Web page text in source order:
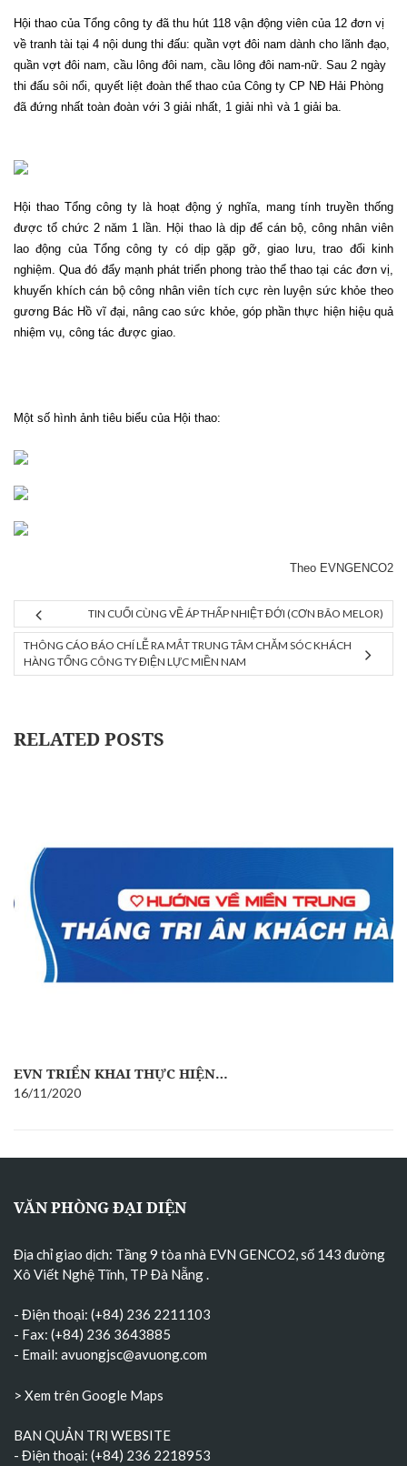
Hội thao của Tổng công ty đã thu hút 118 vận động viên của 12 đơn vị
về tranh tài tại 4 nội dung thi đấu: quần vợt đôi nam dành cho lãnh đạo,
quần vợt đôi nam, cầu lông đôi nam, cầu lông đôi nam-nữ. Sau 2 ngày
thi đấu sôi nổi, quyết liệt đoàn thể thao của Công ty CP NĐ Hải Phòng
đã đứng nhất toàn đoàn với 3 giải nhất, 1 giải nhì và 1 giải ba.
Hội thao Tổng công ty là hoạt động ý nghĩa, mang tính truyền thống
được tổ chức 2 năm 1 lần. Hội thao là dịp để cán bộ, công nhân viên
lao động của Tổng công ty có dịp gặp gỡ, giao lưu, trao đổi kinh
nghiệm. Qua đó đẩy mạnh phát triển phong trào thể thao tại các đơn vị,
khuyến khích cán bộ công nhân viên tích cực rèn luyện sức khỏe theo
gương Bác Hồ vĩ đại, nâng cao sức khỏe, góp phần thực hiện hiệu quả
nhiệm vụ, công tác được giao.
Một số hình ảnh tiêu biểu của Hội thao:
Theo EVNGENCO2
TIN CUỐI CÙNG VỀ ÁP THẤP NHIỆT ĐỚI (CƠN BÃO MELOR)
THÔNG CÁO BÁO CHÍ LỄ RA MẮT TRUNG TÂM CHĂM SÓC KHÁCH
HÀNG TỔNG CÔNG TY ĐIỆN LỰC MIỀN NAM
RELATED POSTS
EVN TRIỂN KHAI THỰC HIỆN…
16/11/2020
VĂN PHÒNG ĐẠI DIỆN
Địa chỉ giao dịch: Tầng 9 tòa nhà EVN GENCO2, số 143 đường
Xô Viết Nghệ Tĩnh, TP Đà Nẵng
- Điện thoại: (+84) 236 2211103
- Fax: (+84) 236 3643885
- Email: avuongjsc@avuong.com
> Xem trên Google Maps
BAN QUẢN TRỊ WEBSITE
- Điện thoại: (+84) 236 2218953